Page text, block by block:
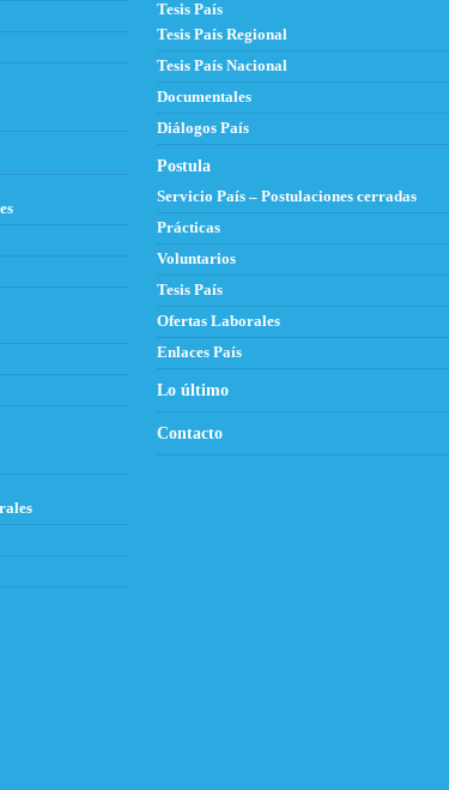
Tesis País
Tesis País Regional
Tesis País Nacional
Documentales
Diálogos País
Postula
Servicio País – Postulaciones cerradas
Prácticas
Voluntarios
Tesis País
Ofertas Laborales
Enlaces País
Lo último
Contacto